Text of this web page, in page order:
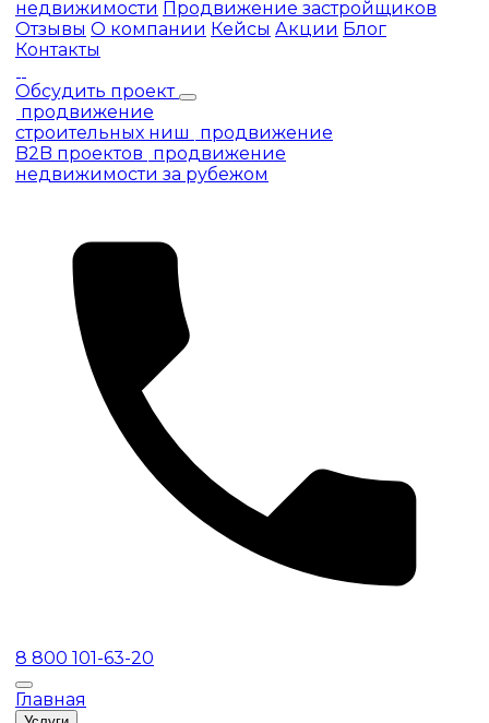
недвижимости Продвижение застройщиков
Отзывы О компании Кейсы Акции Блог
Контакты
Обсудить проект
продвижение
строительных ниш
продвижение
B2B проектов продвижение
недвижимости за рубежом
8 800 101-63-20
Главная